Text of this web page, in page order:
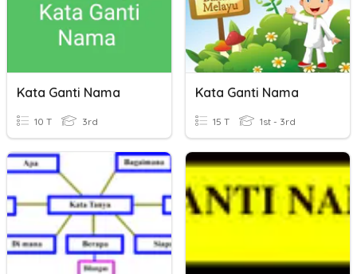
Kata Ganti Nama
10 T 3rd
Kata Ganti Nama
15 T 1st - 3rd